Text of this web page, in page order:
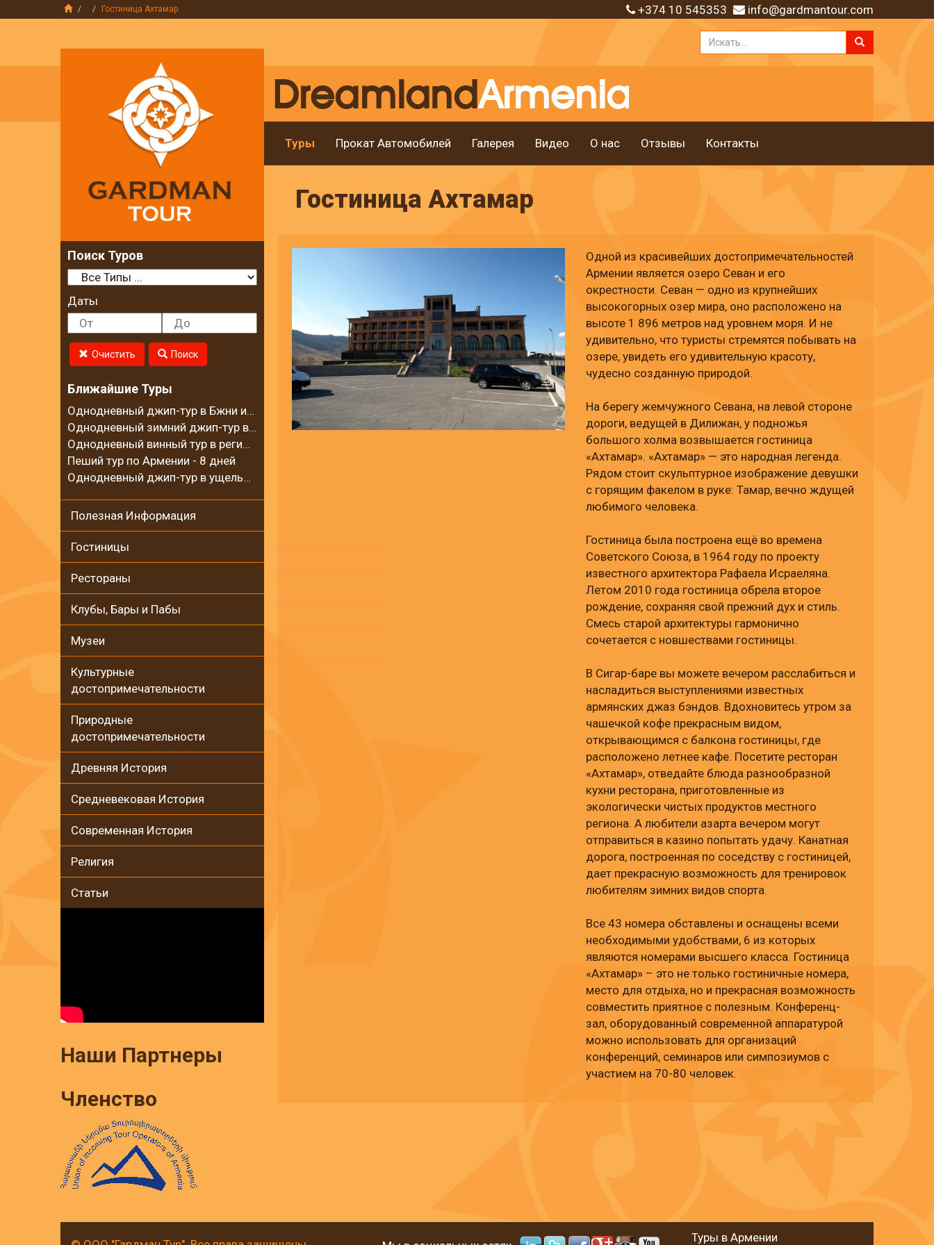
Гостиница Ахтамар +374 10 545353 info@gardmantour.com
Туры Прокат Автомобилей Галерея Видео О нас Отзывы Контакты
Поиск Туров
Даты
Очистить Поиск
Ближайшие Туры
Однодневный джип-тур в Бжни и на горный хребет Цахкуняц
Однодневный зимний джип-тур в село Калаван
Однодневный винный тур в регионе Вайоц Дзор
Пеший тур по Армении - 8 дней
Однодневный джип-тур в ущелье Гарни и на Гегамские горы
Полезная Информация
Гостиницы
Рестораны
Клубы, Бары и Пабы
Музеи
Культурные
достопримечательности
Природные
достопримечательности
Древняя История
Средневековая История
Современная История
Религия
Статьи
Наши Партнеры
Членство
Гостиница Ахтамар
Одной из красивейших достопримечательностей
Армении является озеро Севан и его
окрестности. Севан — одно из крупнейших
высокогорных озер мира, оно расположено на
высоте 1 896 метров над уровнем моря. И не
удивительно, что туристы стремятся побывать на
озере, увидеть его удивительную красоту,
чудесно созданную природой.
На берегу жемчужного Севана, на левой стороне
дороги, ведущей в Дилижан, у подножья
большого холма возвышается гостиница
«Ахтамар». «Ахтамар» — это народная легенда.
Рядом стоит скульптурное изображение девушки
с горящим факелом в руке: Тамар, вечно ждущей
любимого человека.
Гостиница была построена ещё во времена
Советского Союза, в 1964 году по проекту
известного архитектора Рафаела Исраеляна.
Летом 2010 года гостиница обрела второе
рождение, сохраняя свой прежний дух и стиль.
Смесь старой архитектуры гармонично
сочетается с новшествами гостиницы.
В Сигар-баре вы можете вечером расслабиться и
насладиться выступлениями известных
армянских джаз бэндов. Вдохновитесь утром за
чашечкой кофе прекрасным видом,
открывающимся с балкона гостиницы, где
расположено летнее кафе. Посетите ресторан
«Ахтамар», отведайте блюда разнообразной
кухни ресторана, приготовленные из
экологически чистых продуктов местного
региона. А любители азарта вечером могут
отправиться в казино попытать удачу. Канатная
дорога, построенная по соседству с гостиницей,
дает прекрасную возможность для тренировок
любителям зимних видов спорта.
Все 43 номера обставлены и оснащены всеми
необходимыми удобствами, 6 из которых
являются номерами высшего класса. Гостиница
«Ахтамар» – это не только гостиничные номера,
место для отдыха, но и прекрасная возможность
совместить приятное с полезным. Конференц-
зал, оборудованный современной аппаратурой
можно использовать для организаций
конференций, семинаров или симпозиумов с
участием на 70-80 человек.
Туры в Армении